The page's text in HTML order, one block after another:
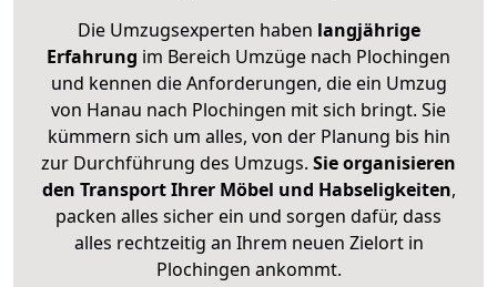
Die Umzugsexperten haben langjährige
Erfahrung im Bereich Umzüge nach Plochingen
und kennen die Anforderungen, die ein Umzug
von Hanau nach Plochingen mit sich bringt. Sie
kümmern sich um alles, von der Planung bis hin
zur Durchführung des Umzugs. Sie organisieren
den Transport Ihrer Möbel und Habseligkeiten,
packen alles sicher ein und sorgen dafür, dass
alles rechtzeitig an Ihrem neuen Zielort in
Plochingen ankommt.